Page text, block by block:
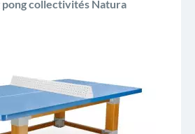
pong collectivités Natura